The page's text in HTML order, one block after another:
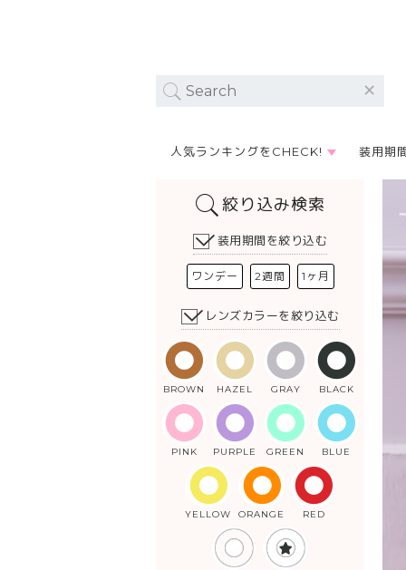
人気ランキングをCHECK! 装用期
絞り込み検索
装用期間を絞り込む
ワンデー 2週間 1ヶ月
レンズカラーを絞り込む
BROWN HAZEL GRAY BLACK
PINK PURPLE GREEN BLUE
YELLOW ORANGE RED